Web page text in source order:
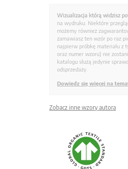
Wizualizacja którą widzisz
na wydruku. Niektóre
możemy również
zamawiasz ten wzór po raz
najpierw próbkę materiału z
oraz numer wzoru) nie
katalogu służą jedynie
odsprzedaży.
Dowiedz się więcej na
Zobacz inne wzory autora